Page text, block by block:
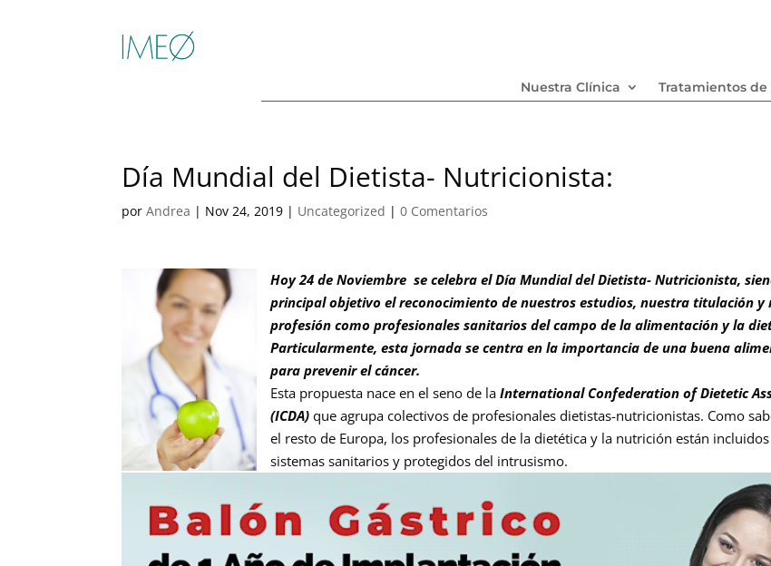
Nuestra Clínica Tratamientos de
Día Mundial del Dietista- Nutricionista:
porAndrea | Nov 24, 2019 | Uncategorized |0 Comentarios
Hoy 24 de Noviembre se celebra el Día Mundial del Dietista- Nutricionista,
principal objetivo el reconocimiento de nuestros estudios, nuestra titulación y
profesión como profesionales sanitarios del campo de la alimentación y la
Particularmente, esta jornada se centra en laimportancia de una buena
para prevenir el cáncer.
Esta propuesta nace en el seno de laInternational Confederation of Dietetic
(ICDA) que agrupa colectivos de profesionales dietistas-nutricionistas. Como
el resto de Europa, los profesionales de la dietética y la nutrición están
sistemas sanitarios y protegidos del intrusismo.